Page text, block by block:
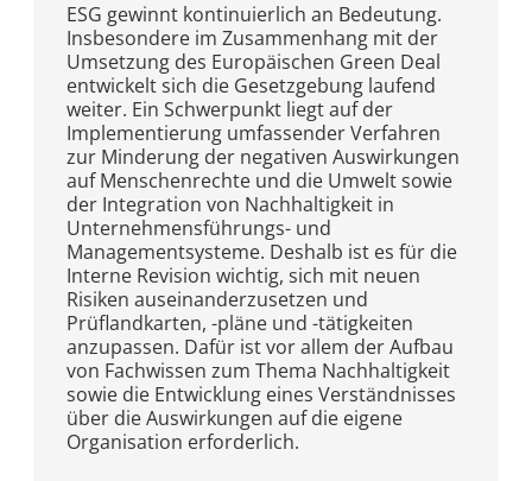
ESG gewinnt kontinuierlich an Bedeutung.
Insbesondere im Zusammenhang mit der
Umsetzung des Europäischen Green Deal
entwickelt sich die Gesetzgebung laufend
weiter. Ein Schwerpunkt liegt auf der
Implementierung umfassender Verfahren
zur Minderung der negativen Auswirkungen
auf Menschenrechte und die Umwelt sowie
der Integration von Nachhaltigkeit in
Unternehmensführungs- und
Managementsysteme. Deshalb ist es für die
Interne Revision wichtig, sich mit neuen
Risiken auseinanderzusetzen und
Prüflandkarten, -pläne und -tätigkeiten
anzupassen. Dafür ist vor allem der Aufbau
von Fachwissen zum Thema Nachhaltigkeit
sowie die Entwicklung eines Verständnisses
über die Auswirkungen auf die eigene
Organisation erforderlich.